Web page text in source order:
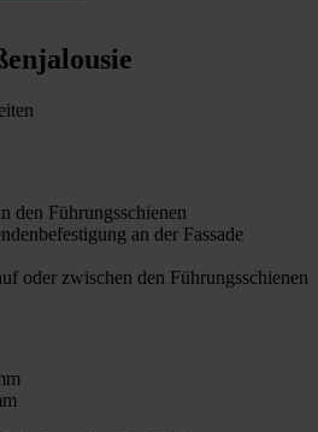
den Führungsschienen
an der Fassade
oder zwischen den Führungsschienen